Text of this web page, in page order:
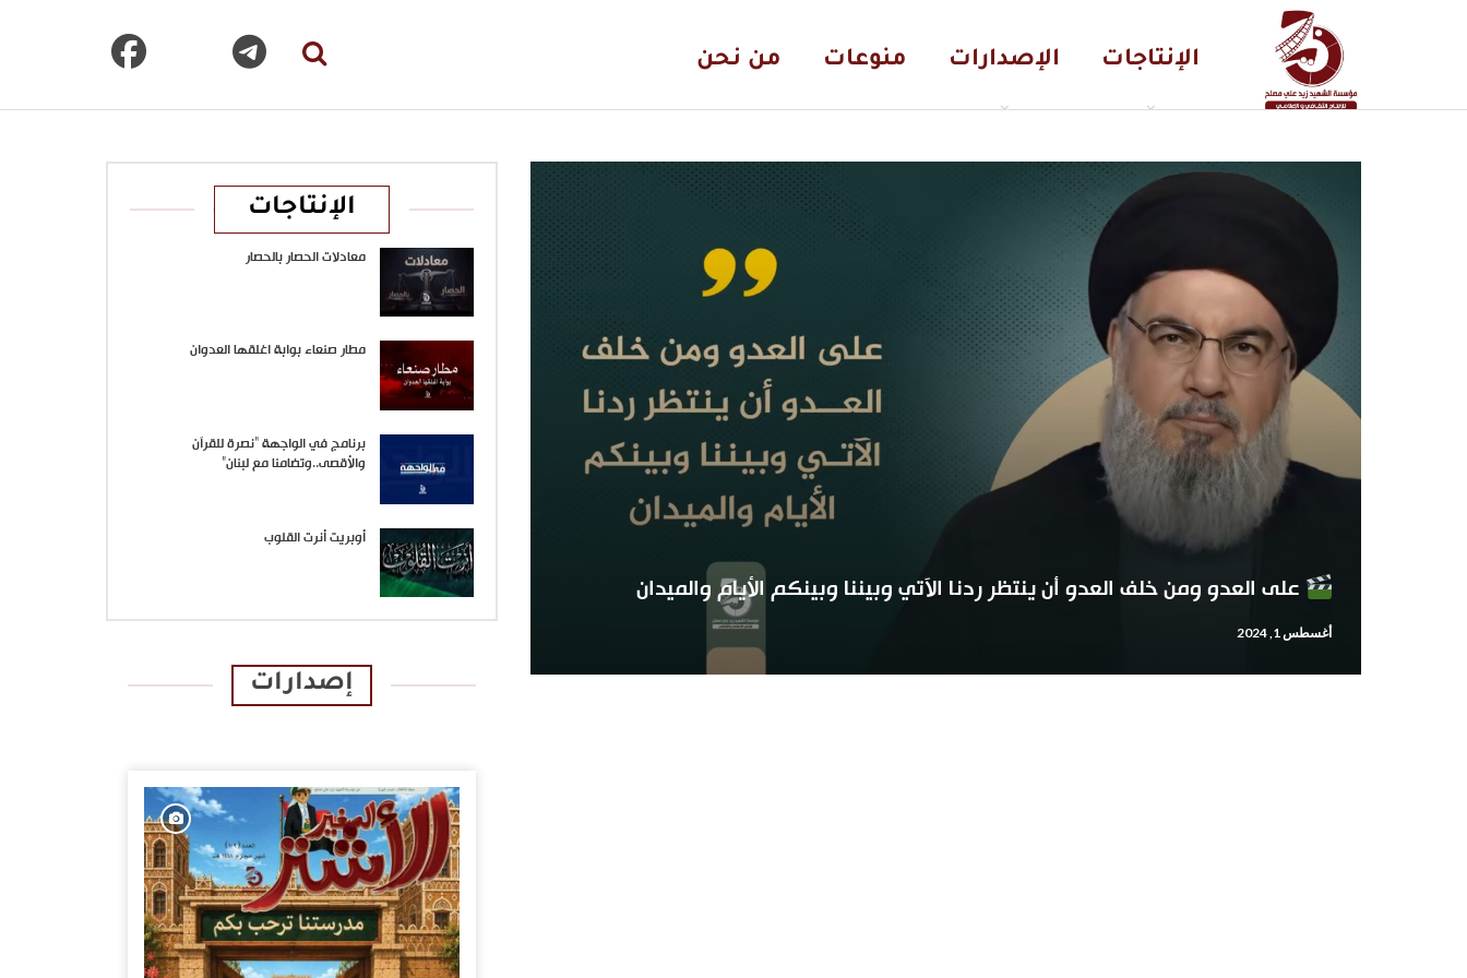
الإنتاجات الإصدارات منوعات من نحن
على العدو ومن خلف العدو أن ينتظر ردنا الآتي وبيننا وبينكم الأيام والميدان
أغسطس 1, 2024
الإنتاجات
معادلات الحصار بالحصار
مطار صنعاء بوابة اغلقها العدوان
برنامج في الواجهة “نصرة للقرآن
والأقصى..وتضامنا مع لبنان”
أوبريت أنرت القلوب
إصدارات